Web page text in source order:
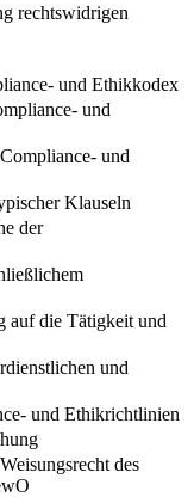
rechtswidrigen
und Ethikkodex
und
und
Klauseln
der
auf die Tätigkeit und
und
und Ethikrichtlinien
des